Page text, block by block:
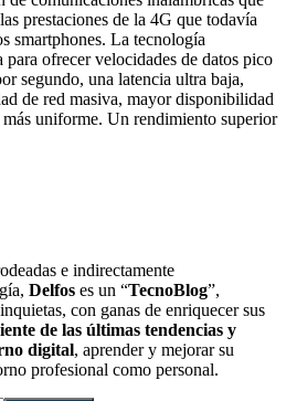
prestaciones de la 4G que todavía
smartphones. La tecnología
para ofrecer velocidades de datos pico
segundo, una latencia ultra baja,
de red masiva, mayor disponibilidad
uniforme. Un rendimiento superior
e indirectamente
Delfos es un “TecnoBlog”,
con ganas de enriquecer sus
de las últimas tendencias y
digital, aprender y mejorar su
profesional como personal.